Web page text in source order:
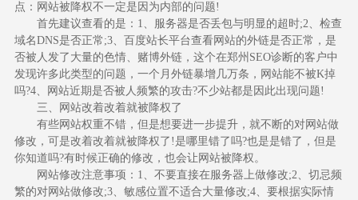
点：网站被降权不一定是因为内部的问题!
首先建议查看的是：1、服务器是否丢包与明显的超时;2、检查
域名DNS是否正常;3、百度站长平台查看网站的外链是否正常，是
否被人发了大量的色情、赌博外链，这个在郑州SEO诊断的客户中
发现许多此类型的问题，一个月外链暴增几万条，网站能不被K掉
吗?4、网站近期是否被人频繁的攻击?不少站都是因此出现问题!
三、网站改着改着就被降权了
有些网站权重不错，但是想要进一步提升，就不断的对网站做
修改，可是改着改着就被降权了!是哪里错了吗?也是是错了，但是
你知道吗?有时候正确的修改，也会让网站被降权。
网站修改注意事项：1、不要直接在服务器上做修改;2、切忌频
繁的对网站做修改;3、敏感位置不适合大量修改;4、要根据实际情